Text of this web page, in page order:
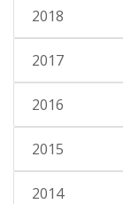
2018
2017
2016
2015
2014